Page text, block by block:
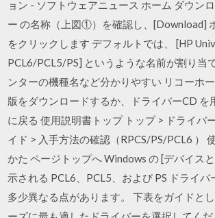
ョン - ソフトウェアニュース ホーム ダウン
ー の名称（上図①）を確認し、[Download]
をクリックします デフォルトでは、 [HP
PCL6/PCL5/PS] というような名前が割り当
ンターの機種名など分かりやすい リコーホ
版をダウンロードするか、ドライバーCD を
に戻る 使用説明書トップ トップ > ドライバ
イド > 入手方法の確認（RPCS/PS/PCL6 ）
かた ページトップへ Windows の [デバイス
示される PCL6、PCL5、および PS ドライバ
多少異なる点があります。 下表をガイドと